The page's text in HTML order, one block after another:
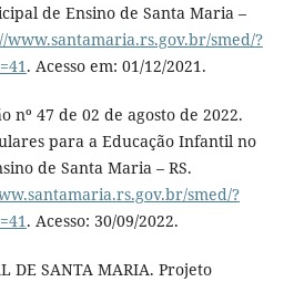
de Ensino de Santa Maria –
www.santamaria.rs.gov.br/smed/?
. Acesso em: 01/12/2021.
nº 47 de 02 de agosto de 2022.
para a Educação Infantil no
de Santa Maria – RS.
smed/?
. Acesso: 30/09/2022.
DE SANTA MARIA. Projeto